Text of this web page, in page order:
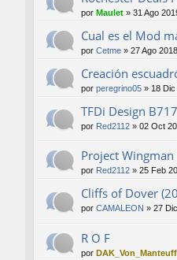
por Maulet » 31 Ago
Cual es el Mod
por Cetme » 27 Ago
Creación
por peregrino05 » 18
TFDi Design B717
por Red2112 » 02 Oct
Project Wingman
por Red2112 » 25 Feb
Cliffs of Dover
por CAMALEON » 27
R O F
por